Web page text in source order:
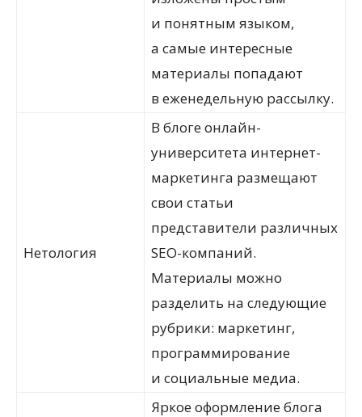
и понятным языком,
а самые интересные
материалы попадают
в еженедельную рассылку.
Нетология
В блоге онлайн-
университета интернет-
маркетинга размещают
свои статьи
представители различных
SEO-компаний.
Материалы можно
разделить на следующие
рубрики: маркетинг,
программирование
и социальные медиа.
Яркое оформление блога